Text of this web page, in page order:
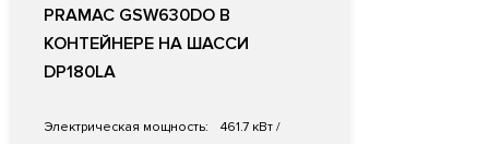
PRAMAC GSW630DO В
КОНТЕЙНЕРЕ НА ШАССИ
DP180LA
Электрическая мощность:
461.7 кВт /